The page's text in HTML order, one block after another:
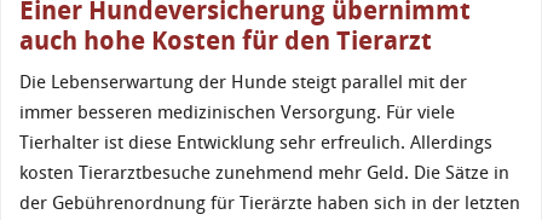
Einer Hundeversicherung übernimmt
auch hohe Kosten für den Tierarzt
Die Lebenserwartung der Hunde steigt parallel mit der
immer besseren medizinischen Versorgung. Für viele
Tierhalter ist diese Entwicklung sehr erfreulich. Allerdings
kosten Tierarztbesuche zunehmend mehr Geld. Die Sätze in
der Gebührenordnung für Tierärzte haben sich in der letzten